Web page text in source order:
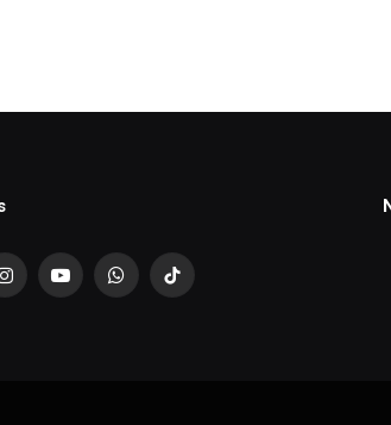
InstagramYouTubeWhatsAppTikTok